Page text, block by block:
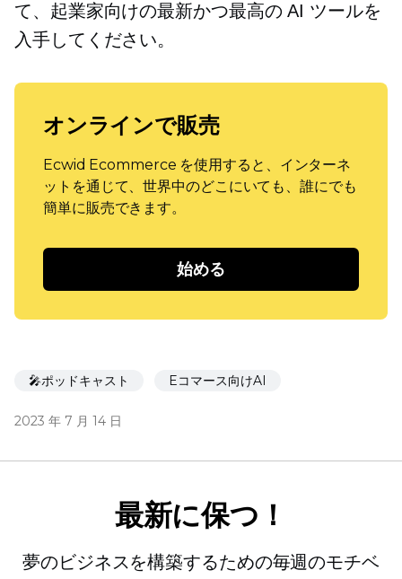
て、起業家向けの最新かつ最高の AI ツールを
入手してください。
オンラインで販売
Ecwid Ecommerce を使用すると、インターネ
ットを通じて、世界中のどこにいても、誰にでも
簡単に販売できます。
始める
🎤ポッドキャスト Eコマース向けAI
2023 年 7 月 14 日
最新に保つ！
夢のビジネスを構築するための毎週のモチベ